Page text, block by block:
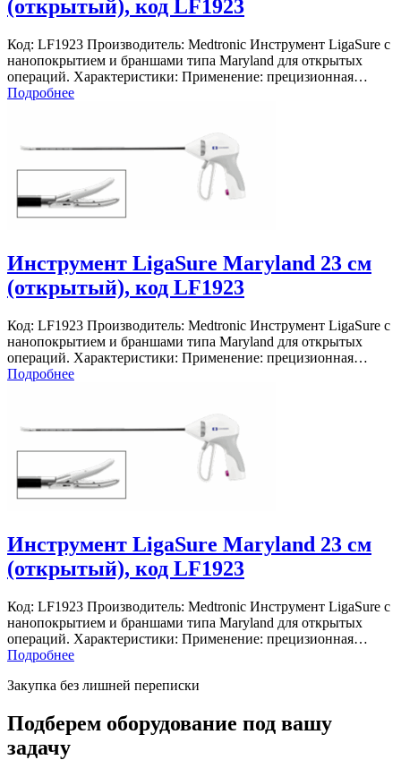
(открытый), код LF1923
Код: LF1923 Производитель: Medtronic Инструмент LigaSure с
нанопокрытием и браншами типа Maryland для открытых
операций. Характеристики: Применение: прецизионная…
Подробнее
Инструмент LigaSure Maryland 23 см
(открытый), код LF1923
Код: LF1923 Производитель: Medtronic Инструмент LigaSure с
нанопокрытием и браншами типа Maryland для открытых
операций. Характеристики: Применение: прецизионная…
Подробнее
Инструмент LigaSure Maryland 23 см
(открытый), код LF1923
Код: LF1923 Производитель: Medtronic Инструмент LigaSure с
нанопокрытием и браншами типа Maryland для открытых
операций. Характеристики: Применение: прецизионная…
Подробнее
Закупка без лишней переписки
Подберем оборудование под вашу
задачу